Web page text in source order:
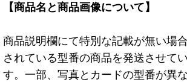
【商品名と商品画像について】
商品説明欄にて特別な記載が無い場
されている型番の商品を発送させて
す。一部、写真とカードの型番が異